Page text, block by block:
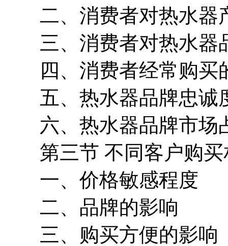
二、消费者对热水器
三、消费者对热水器
四、消费者经常购买
五、热水器品牌忠诚
六、热水器品牌市场
第三节 不同客户购买
一、价格敏感程度
二、品牌的影响
三、购买方便的影响